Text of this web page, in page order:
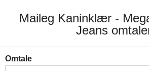
Maileg Kaninklær -
Jeans
Omtale